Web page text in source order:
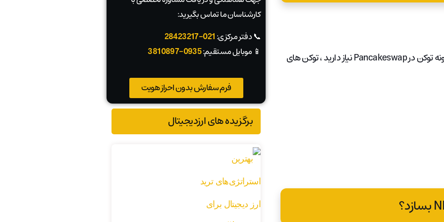
یک حساب Binance باز کنید. اولین چیزی که برای خرید هرگونه توکن در Pancakeswap نیاز دارید ، توکن های
کارشناسان ما تماس بگیرید:
📞 دفتر مرکزی:021-28423217
📱 موبایل مستقیم:0935-3810897
فرم سفارش بدون احراز هویت
برگزیده های ارزدیجیتال